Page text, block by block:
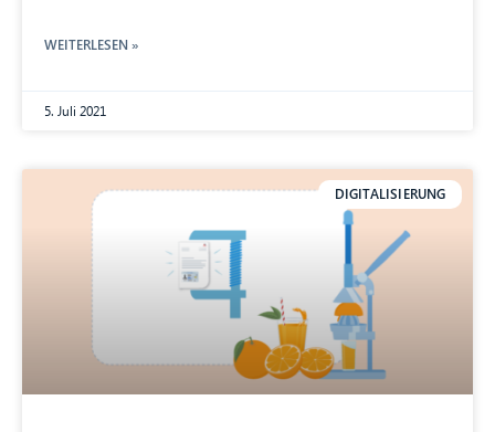
WEITERLESEN »
5. Juli 2021
DIGITALISIERUNG